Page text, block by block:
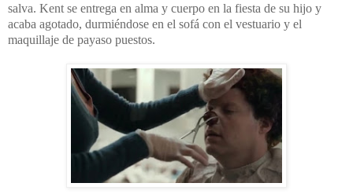
salva. Kent se entrega en alma y cuerpo en la fiesta de su hijo y
acaba agotado, durmiéndose en el sofá con el vestuario y el
maquillaje de payaso puestos.